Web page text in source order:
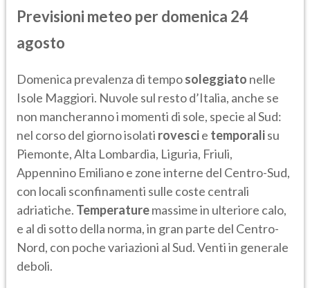
Previsioni meteo per domenica 24
agosto
Domenica prevalenza di temposoleggiato nelle
Isole Maggiori. Nuvole sul resto d’Italia, anche se
non mancheranno i momenti di sole, specie al Sud:
nel corso del giorno isolati rovescie temporalisu
Piemonte, Alta Lombardia, Liguria, Friuli,
Appennino Emiliano e zone interne del Centro-Sud,
con locali sconfinamenti sulle coste centrali
adriatiche. Temperaturemassime in ulteriore calo,
e al di sotto della norma, in gran parte del Centro-
Nord, con poche variazioni al Sud. Venti in generale
deboli.